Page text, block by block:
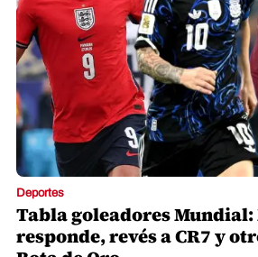
Deportes
El milagro del Mundial
al 94 y clasificada en el 96
Redacción La Prensa